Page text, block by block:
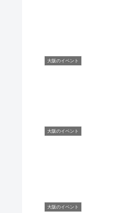
大阪のイベント
大阪のイベント
大阪のイベント